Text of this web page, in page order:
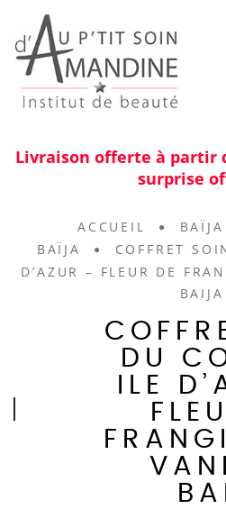
Livraison offerte à partir
surprise
ACCUEIL BAÏJA
BAÏJA
COFFRET
D’AZUR – FLEUR DE
BAIJA
DU
ILE